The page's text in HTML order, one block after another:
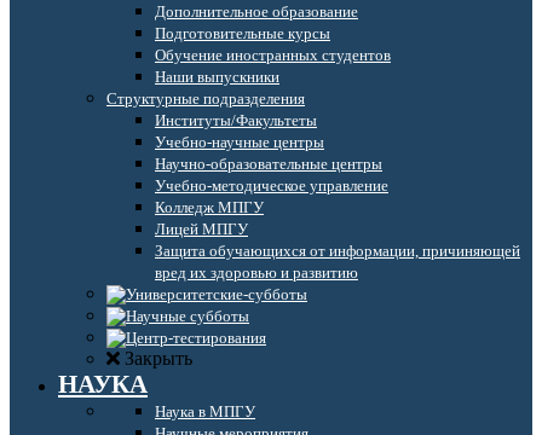
Дополнительное образование
Подготовительные курсы
Обучение иностранных студентов
Наши выпускники
Структурные подразделения
Институты/Факультеты
Учебно-научные центры
Научно-образовательные центры
Учебно-методическое управление
Колледж МПГУ
Лицей МПГУ
Защита обучающихся от информации, причиняющей
вред их здоровью и развитию
Закрыть
НАУКА
Наука в МПГУ